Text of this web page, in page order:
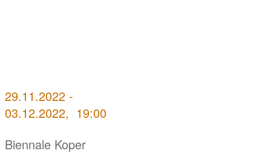
29.11.2022 -
03.12.2022, 19:00
Biennale Koper